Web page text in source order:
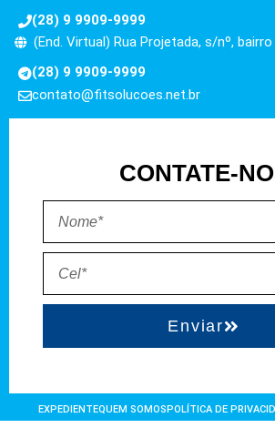
(28) 9 9909-9999
(End. Virtual) Rua Projetada, s/nº,
(28) 9 9909-9999
contato@fitsolucoes.net.br
CONTATE-
Enviar
EXPEDIENTEQUEM SOMOS POLÍTICA DE